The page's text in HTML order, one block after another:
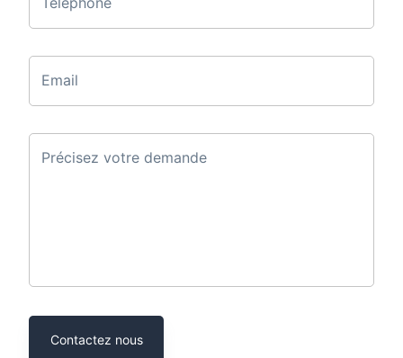
Email
Précisez votre demande
Contactez nous